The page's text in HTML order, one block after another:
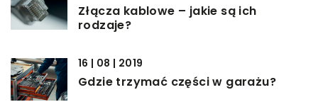
Złącza kablowe – jakie są ich
rodzaje?
16 | 08 | 2019
Gdzie trzymać części w garażu?